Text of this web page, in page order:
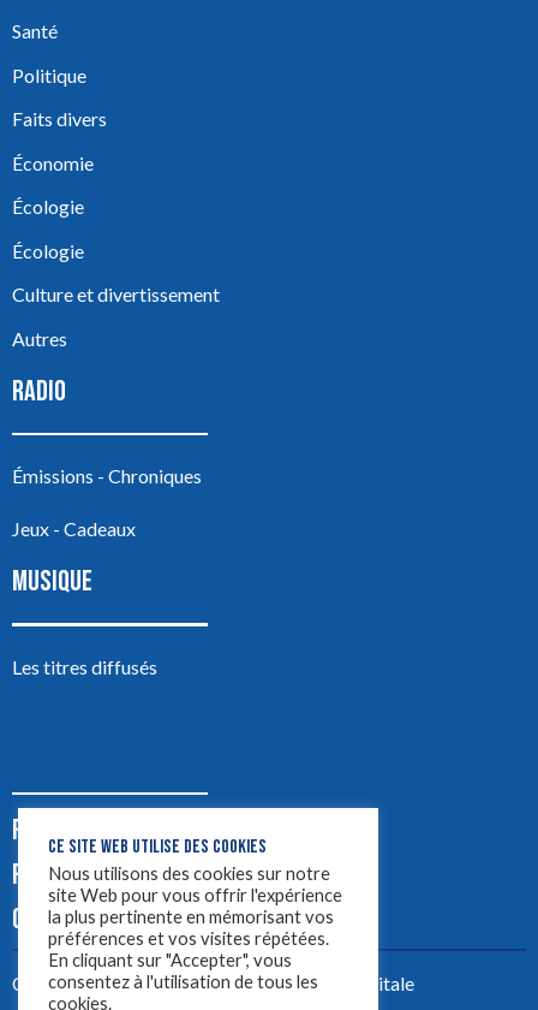
Santé
Politique
Faits divers
Économie
Écologie
Écologie
Culture et divertissement
Autres
RADIO
Émissions - Chroniques
Jeux - Cadeaux
MUSIQUE
Les titres diffusés
PODCASTS
PUB
CONTACT
Créez votre site avecYellowtie – Agence Digitale
CE SITE WEB UTILISE DES COOKIES
Nous utilisons des cookies sur notre
site Web pour vous offrir l'expérience
la plus pertinente en mémorisant vos
préférences et vos visites répétées.
En cliquant sur "Accepter", vous
consentez à l'utilisation de tous les
cookies.